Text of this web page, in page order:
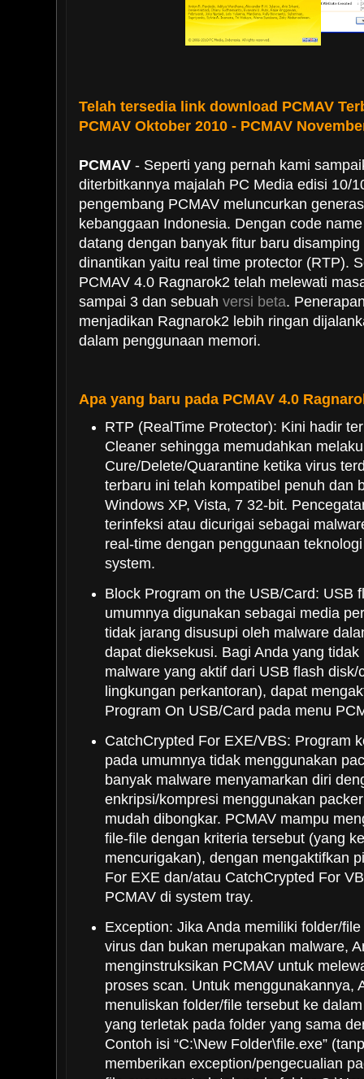
Telah tersedia link download PCMAV
PCMAV Oktober 2010 - PCMAV
PCMAV - Seperti yang pernah kami
diterbitkannya majalah PC Media edisi 10/
pengembang PCMAV meluncurkan
kebanggaan Indonesia. Dengan code
datang dengan banyak fitur baru
dinantikan yaitu real time protector (RTP).
PCMAV 4.0 Ragnarok2 telah melewati
sampai 3 dan sebuah versi beta.
menjadikan Ragnarok2 lebih ringan
dalam penggunaan memori.
Apa yang baru pada PCMAV 4.0
RTP (RealTime Protector): Kini hadir
Cleaner sehingga memudahkan
Cure/Delete/Quarantine ketika virus
terbaru ini telah kompatibel penuh dan
Windows XP, Vista, 7 32-bit.
terinfeksi atau dicurigai sebagai
real-time dengan penggunaan
system.
Block Program on the USB/Card: USB
umumnya digunakan sebagai media
tidak jarang disusupi oleh malware
dapat dieksekusi. Bagi Anda yang
malware yang aktif dari USB flash disk/
lingkungan perkantoran), dapat
Program On USB/Card pada menu
CatchCrypted For EXE/VBS: Program
pada umumnya tidak menggunakan
banyak malware menyamarkan diri
enkripsi/kompresi menggunakan
mudah dibongkar. PCMAV mampu
file-file dengan kriteria tersebut (yang
mencurigakan), dengan mengaktifkan
For EXE dan/atau CatchCrypted For
PCMAV di system tray.
Exception: Jika Anda memiliki folder/
virus dan bukan merupakan malware,
menginstruksikan PCMAV untuk
proses scan. Untuk menggunakannya,
menuliskan folder/file tersebut ke
yang terletak pada folder yang sama
Contoh isi “C:\New Folder\file.exe”
memberikan exception/pengecualian